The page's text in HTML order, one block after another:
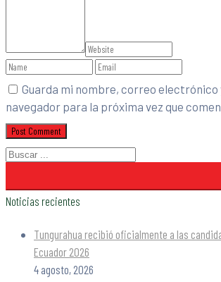
Guarda mi nombre, correo electrónico
navegador para la próxima vez que
Noticias recientes
Tungurahua recibió oficialmente a las
Ecuador 2026
4 agosto, 2026